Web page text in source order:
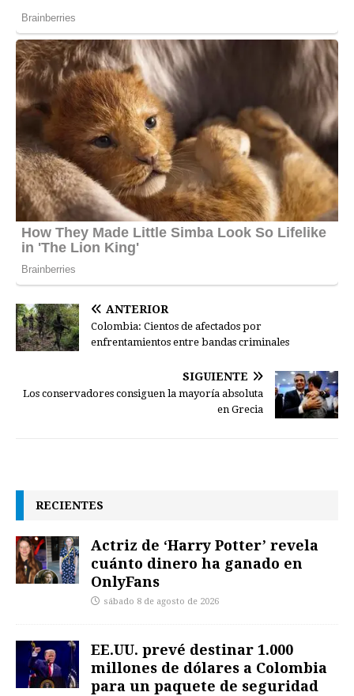
ANTERIOR
Colombia: Cientos de afectados por
enfrentamientos entre bandas criminales
SIGUIENTE
Los conservadores consiguen la mayoría absoluta
en Grecia
RECIENTES
Actriz de ‘Harry Potter’ revela
cuánto dinero ha ganado en
OnlyFans
sábado 8 de agosto de 2026
EE.UU. prevé destinar 1.000
millones de dólares a Colombia
para un paquete de seguridad